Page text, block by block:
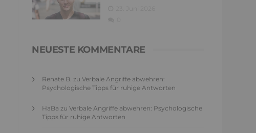
NEUESTE KOMMENTARE
Renate B. zu Verbale Angriffe abwehren:
Psychologische Tipps für ruhige Antworten
HaBa zu Verbale Angriffe abwehren: Psychologische
Tipps für ruhige Antworten